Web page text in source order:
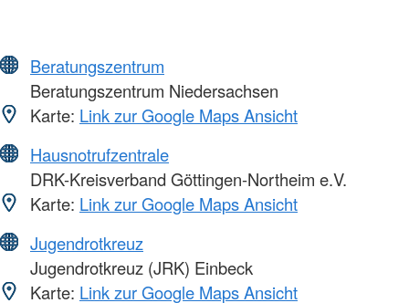
Beratungszentrum
Beratungszentrum Niedersachsen
Karte: Link zur Google Maps Ansicht
Hausnotrufzentrale
DRK-Kreisverband Göttingen-Northeim e.V.
Karte: Link zur Google Maps Ansicht
Jugendrotkreuz
Jugendrotkreuz (JRK) Einbeck
Karte: Link zur Google Maps Ansicht